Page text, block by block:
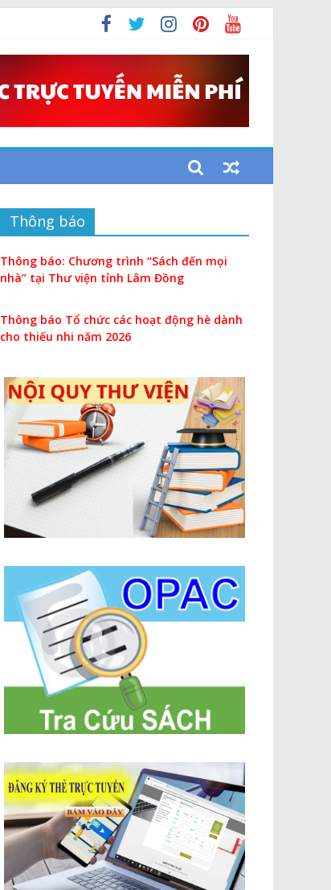
Thông báo
Thông báo: Chương trình “Sách đến mọi
nhà” tại Thư viện tỉnh Lâm Đồng
Thông báo Tổ chức các hoạt động hè dành
cho thiếu nhi năm 2026